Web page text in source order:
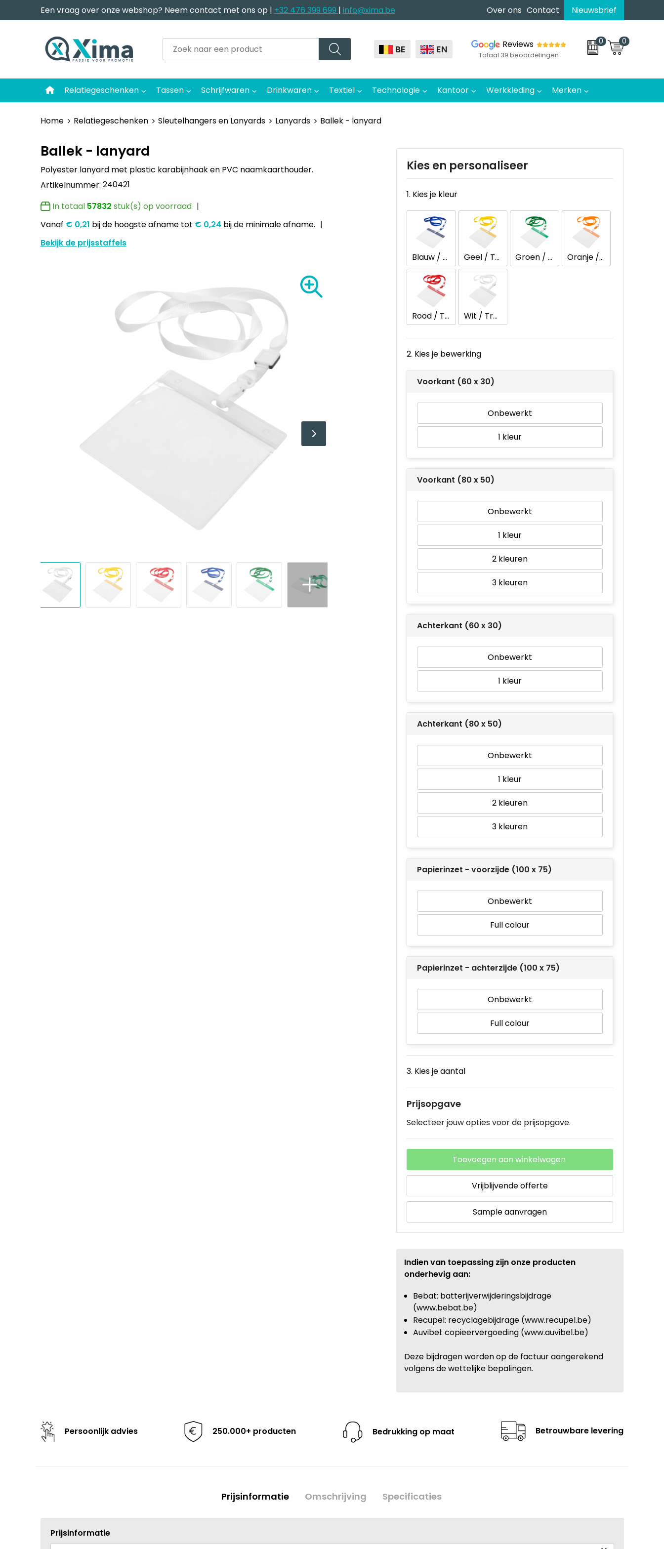
Een vraag over onze webshop? Neem contact met ons op | +32 476 399 699 | info@xima.be Over ons Contact Nieuwsbrief
BE EN Reviews
Totaal 39 beoordelingen
0 0
Relatiegeschenken Tassen Schrijfwaren Drinkwaren Textiel Technologie Kantoor Werkkleding Merken
Home Relatiegeschenken Sleutelhangers en Lanyards Lanyards Ballek - lanyard
Ballek - lanyard
Polyester lanyard met plastic karabijnhaak en PVC naamkaarthouder.
Artikelnummer: 240421
In totaal 57832 stuk(s) op voorraad
Vanaf € 0,21 bij de hoogste afnametot € 0,24 bij de minimale afname.
Bekijk de prijsstaffels
Kies en personaliseer
1. Kies je kleur
Blauw / Transparant Geel / Transparant Groen / Transparant Oranje / Transparant
Rood / Transparant Wit / Transparant
2. Kies je bewerking
Voorkant (60 x 30)
Onbewerkt
1
Voorkant (80 x 50)
Onbewerkt
1
2
3
Achterkant (60 x 30)
Onbewerkt
1
Achterkant (80 x 50)
Onbewerkt
1
2
3
Papierinzet - voorzijde (100 x 75)
Onbewerkt
Full colour
Papierinzet - achterzijde (100 x 75)
Onbewerkt
Full colour
3. Kies je aantal
Prijsopgave
Selecteer jouw opties voor de prijsopgave.
Toevoegen aan winkelwagen
Vrijblijvende offerte
Sample aanvragen
Indien van toepassing zijn onze producten
onderhevig aan:
Bebat: batterijverwijderingsbijdrage
(www.bebat.be)
Recupel: recyclagebijdrage (www.recupel.be)
Auvibel: copieervergoeding (www.auvibel.be)
Deze bijdragen worden op de factuur aangerekend
volgens de wettelijke bepalingen.
Persoonlijk advies 250.000+ producten Bedrukking op maat Betrouwbare levering
Prijsinformatie Omschrijving Specificaties
Prijsinformatie